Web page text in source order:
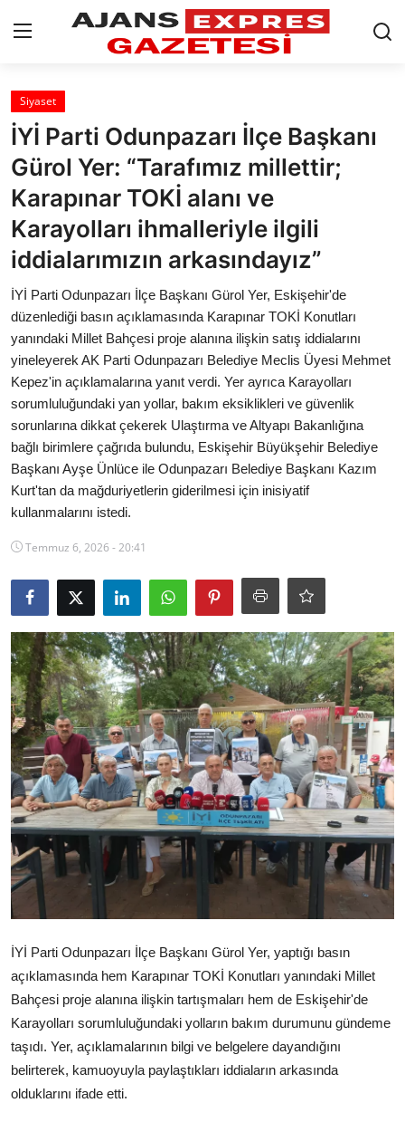
GİRİŞ YAP
AnaSayfa
Eskişehir Siyaset
Siyaset
Türkiye Gündemi
Yerel
Siber Güvenlik
Eğitim
Ekonomi
Kütahya
Özel Haber
Teknoloji
Spor
TBMM Haberleri
Belediye
Sağlık
SON DAKİKA
Asayiş
Köşe Yazısı
Dernek
Galeri
Gastronomi
E-GAZETE
Siyaset
İYİ Parti Odunpazarı İlçe Başkanı
Gürol Yer: “Tarafımız millettir;
Karapınar TOKİ alanı ve
Karayolları ihmalleriyle ilgili
iddialarımızın arkasındayız”
İYİ Parti Odunpazarı İlçe Başkanı Gürol Yer, Eskişehir'de
düzenlediği basın açıklamasında Karapınar TOKİ Konutları
yanındaki Millet Bahçesi proje alanına ilişkin satış iddialarını
yineleyerek AK Parti Odunpazarı Belediye Meclis Üyesi Mehmet
Kepez'in açıklamalarına yanıt verdi. Yer ayrıca Karayolları
sorumluluğundaki yan yollar, bakım eksiklikleri ve güvenlik
sorunlarına dikkat çekerek Ulaştırma ve Altyapı Bakanlığına
bağlı birimlere çağrıda bulundu, Eskişehir Büyükşehir Belediye
Başkanı Ayşe Ünlüce ile Odunpazarı Belediye Başkanı Kazım
Kurt'tan da mağduriyetlerin giderilmesi için inisiyatif
kullanmalarını istedi.
Temmuz 6, 2026 - 20:41
İYİ Parti Odunpazarı İlçe Başkanı Gürol Yer, yaptığı basın
açıklamasında hem Karapınar TOKİ Konutları yanındaki Millet
Bahçesi proje alanına ilişkin tartışmaları hem de Eskişehir'de
Karayolları sorumluluğundaki yolların bakım durumunu gündeme
taşıdı. Yer, açıklamalarının bilgi ve belgelere dayandığını
belirterek, kamuoyuyla paylaştıkları iddiaların arkasında
olduklarını ifade etti.